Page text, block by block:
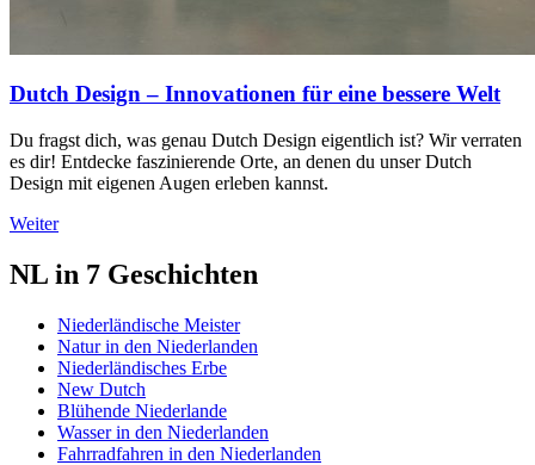
Dutch Design – Innovationen für eine bessere Welt
Du fragst dich, was genau Dutch Design eigentlich ist? Wir verraten
es dir! Entdecke faszinierende Orte, an denen du unser Dutch
Design mit eigenen Augen erleben kannst.
Weiter
NL in 7 Geschichten
Niederländische Meister
Natur in den Niederlanden
Niederländisches Erbe
New Dutch
Blühende Niederlande
Wasser in den Niederlanden
Fahrradfahren in den Niederlanden